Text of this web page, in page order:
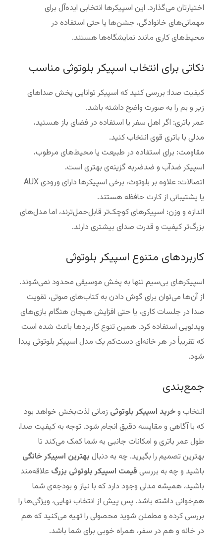
اختیارتان می‌گذارد. این اسپیکرها انتخابی ایده‌آل برای
مهمانی‌های خانوادگی، جشن‌ها یا حتی استفاده در
محیط‌های کاری مانند نمایشگاه‌ها هستند.
نکاتی برای انتخاب اسپیکر بلوتوثی مناسب
کیفیت صدا: بررسی کنید که اسپیکر توانایی پخش صداهای
زیر و بم را به صورت واضح داشته باشد.
عمر باتری: اگر اهل سفر یا استفاده در فضای باز هستید،
مدلی با باتری قوی انتخاب کنید.
مقاومت: برای استفاده در طبیعت یا محیط‌های مرطوب،
اسپیکر ضدآب و ضدضربه گزینه‌ی بهتری است.
اتصالات: علاوه بر بلوتوث، برخی اسپیکرها دارای ورودی AUX
یا پشتیبانی از کارت حافظه هستند.
اندازه و وزن: اسپیکرهای کوچک‌تر قابل‌حمل‌ترند، اما مدل‌های
بزرگ‌تر کیفیت و قدرت صدای بیشتری دارند.
کاربردهای متنوع اسپیکر بلوتوثی
اسپیکرهای بی‌سیم تنها به پخش موسیقی محدود نمی‌شوند.
از آن‌ها می‌توان برای گوش دادن به کتاب‌های صوتی، تقویت
صدا در جلسات کاری، یا حتی افزایش هیجان هنگام بازی‌های
ویدئویی استفاده کرد. همین تنوع کاربردها باعث شده است
که تقریباً در هر خانه‌ای دست‌کم یک مدل اسپیکر بلوتوثی پیدا
شود.
جمع‌بندی
انتخاب وخرید اسپیکر بلوتوثی زمانی لذت‌بخش خواهد بود
که با آگاهی و مقایسه دقیق انجام شود. توجه به کیفیت صدا،
طول عمر باتری و امکانات جانبی به شما کمک می‌کند تا
بهترین تصمیم را بگیرید. چه به دنبال بهترین اسپیکر خانگی
باشید و چه به بررسی قیمت اسپیکر بلوتوثی بزرگ علاقه‌مند
باشید، همیشه مدلی وجود دارد که با نیاز و بودجه‌ی شما
هم‌خوانی داشته باشد. پس پیش از انتخاب نهایی، ویژگی‌ها را
بررسی کرده و مطمئن شوید محصولی را تهیه می‌کنید که هم
در خانه و هم در سفر، همراه خوبی برای شما باشد.